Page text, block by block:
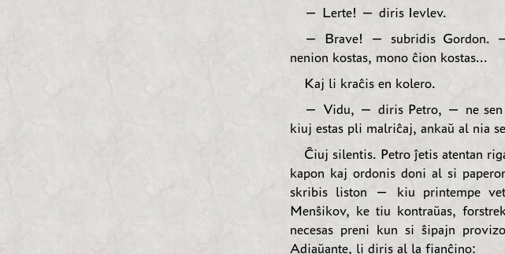
— Lerte! — diris Ievlev.
— Brave! — subridis Gordon.
nenion kostas, mono ĉion kostas...
Kaj li kraĉis en kolero.
— Vidu, — diris Petro, — ne sen
kiuj estas pli malriĉaj, ankaŭ al nia
Ĉiuj silentis. Petro ĵetis atentan
kapon kaj ordonis doni al si
skribis liston — kiu printempe
Menŝikov, ke tiu kontraŭas,
necesas preni kun si ŝipajn
Adiaŭante, li diris al la fianĉino: